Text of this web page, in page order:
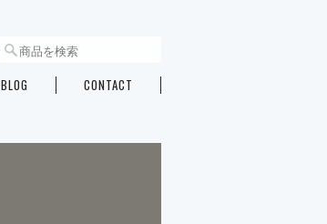
BLOG CONTACT